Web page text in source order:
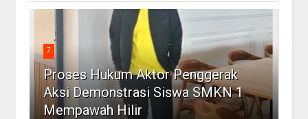
7
Proses Hukum Aktor Penggerak
Aksi Demonstrasi Siswa SMKN 1
Mempawah Hilir